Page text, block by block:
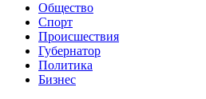
Общество
Спорт
Происшествия
Губернатор
Политика
Бизнес